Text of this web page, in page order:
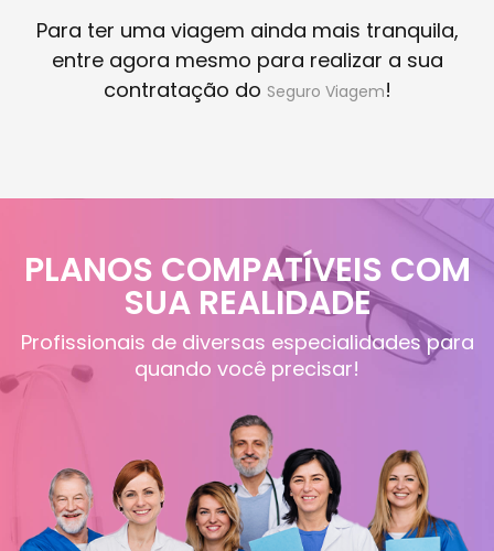
Para ter uma viagem ainda mais tranquila,
entre agora mesmo para realizar a sua
contratação do Seguro Viagem!
PLANOS COMPATÍVEIS COM
SUA REALIDADE
Profissionais de diversas especialidades para
quando você precisar!